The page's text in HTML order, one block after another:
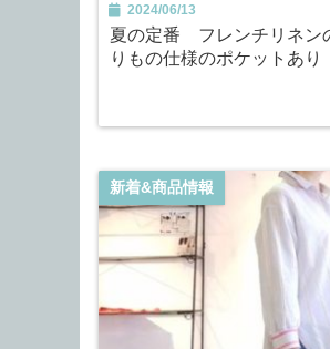
2024/06/13
夏の定番 フレンチリネ
りもの仕様のポケットあり
新着&商品情報